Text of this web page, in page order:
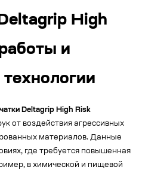
High
и
Deltagrip High Risk
от воздействия агрессивных
материалов. Данные
где требуется повышенная
в химической и пищевой